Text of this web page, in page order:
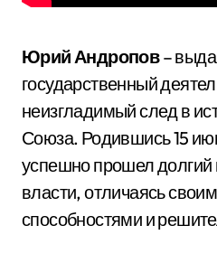
Юрий Андропов–
государственный
неизгладимый след в
Союза. Родившись 15
успешно прошел долгий
власти, отличаясь
способностями и